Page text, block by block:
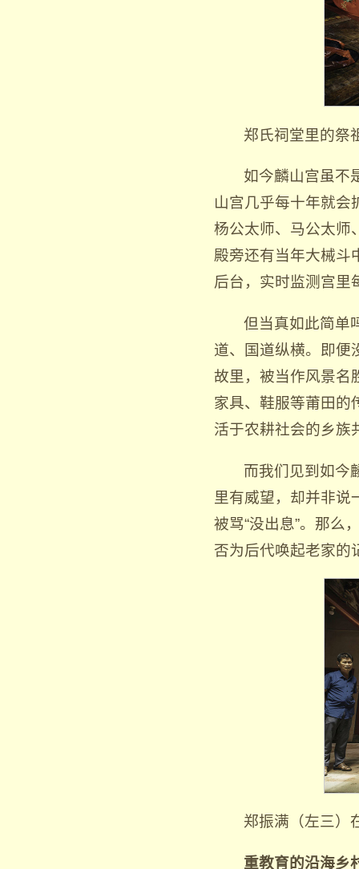
郑氏祠堂里的祭
如今麟山宫虽不
山宫几乎每十年就会
杨公太师、马公太师
殿旁还有当年大械斗
后台，实时监测宫里
但当真如此简单
道、国道纵横。即便
故里，被当作风景名
家具、鞋服等莆田的
活于农耕社会的乡族
而我们见到如今
里有威望，却并非说
被骂“没出息”。那么
否为后代唤起老家的
郑振满（左三）
重教育的沿海乡